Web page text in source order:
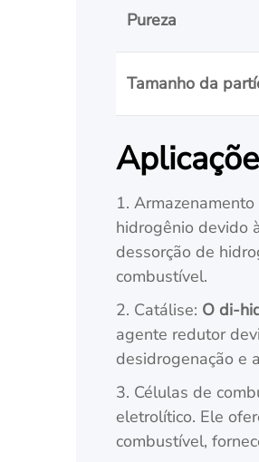
Pureza
Tamanho da
1.
hidrogênio devido
dessorção de
combustível.
2. Catálise: O di-
agente redutor
desidrogenação e
3. Células de
eletrolítico. Ele
combustível,